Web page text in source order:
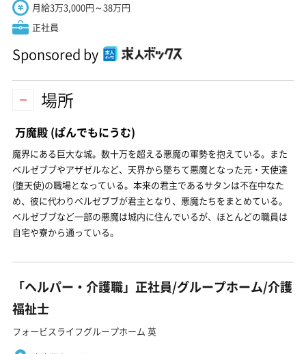
月給3万3,000円～38万円
正社員
Sponsored by
場所
万魔殿 (ぱんでもにうむ)
魔界にある巨大な城。数十万を超える悪魔の軍勢を抱えている。また
ベルゼブブやアザゼルなど、天界から墜ちて悪魔となった元・天使達
(堕天使)の職場となっている。本来の君主であるサタンは不在中なた
め、彼に代わりベルゼブブが君主となり、悪魔たちをまとめている。
ベルゼブブなど一部の悪魔は城内に住んでいるが、ほとんどの職員は
自宅や寮から通っている。
「ヘルパー・介護職」正社員/グループホーム/介護
福祉士
フォービスライフグループホーム 英